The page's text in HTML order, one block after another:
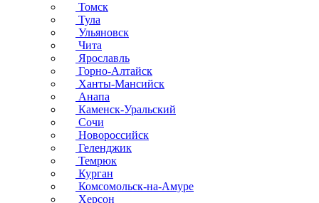
Томск
Тула
Ульяновск
Чита
Ярославль
Горно-Алтайск
Ханты-Мансийск
Анапа
Каменск-Уральский
Сочи
Новороссийск
Геленджик
Темрюк
Курган
Комсомольск-на-Амуре
Херсон